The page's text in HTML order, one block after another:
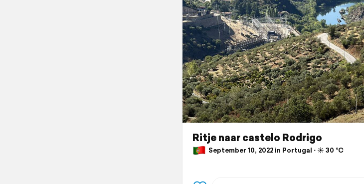
Ritje naar castelo Rodrigo
September 10, 2022 in Portugal ⋅ ☀️ 30 °C